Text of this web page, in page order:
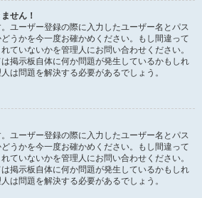
せん！
ユーザー登録の際に入力したユーザー名とパス
うかを今一度お確かめください。もし間違って
ていないかを管理人にお問い合わせください。
掲示板自体に何か問題が発生しているかもしれ
は問題を解決する必要があるでしょう。
ユーザー登録の際に入力したユーザー名とパス
うかを今一度お確かめください。もし間違って
ていないかを管理人にお問い合わせください。
掲示板自体に何か問題が発生しているかもしれ
は問題を解決する必要があるでしょう。